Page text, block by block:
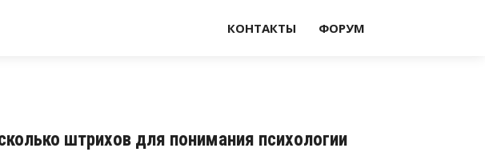
КОНТАКТЫ ФОРУМ
штрихов для понимания психологии